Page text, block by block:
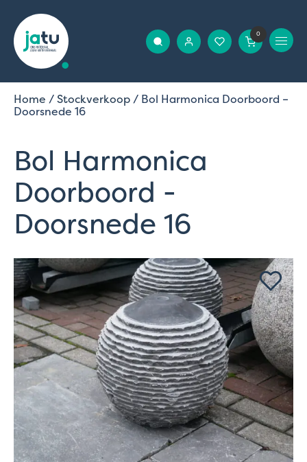
0
Home /Stockverkoop/ Bol Harmonica Doorboord –
Doorsnede 16
Bol Harmonica
Doorboord -
Doorsnede 16